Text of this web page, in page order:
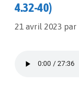
4.32-40)
21 avril 2023 par